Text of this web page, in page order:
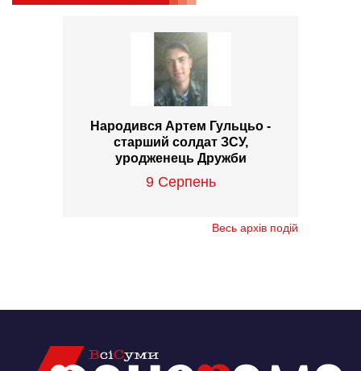
Народився Артем Гульцьо -
старший солдат ЗСУ,
уродженець Дружби
9 Серпень
Весь архів подій